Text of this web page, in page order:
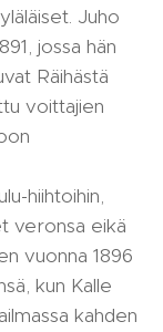
Juho
jossa hän
Räihästä
voittajien
hiihtoihin,
veronsa eikä
vuonna 1896
kun Kalle
kahden